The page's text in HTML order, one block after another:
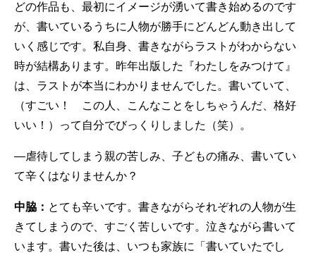
どの作品も、最初にイメージが湧いて書き始めるのです
が、書いているうちに人物が勝手にどんどん動き出して
いく感じです。私自身、書きながらラストがわからない
時が結構あります。昨年出版した『わたしをみつけて』
は、ラストが本当にわかりませんでした。書いていて、
（すごい！ この人、こんなことをしちゃうんだ、格好
いい！）って自分でびっくりしました（笑）。
—虐待してしまう親の苦しみ、子どもの痛み、書いてい
て辛くはなりませんか？
中脇： とても辛いです。書きながらそれぞれの人物が生
きてしまうので、すごく苦しいです。泣きながら書いて
います。書いた後は、いつも家族に「書いていたでし